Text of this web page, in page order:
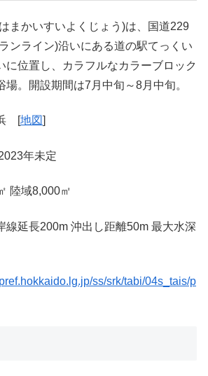
まかいすいよくじょう)は、国道229
ンライン)沿いにある道の駅てっくい
に位置し、カラフルなカラーブロック
場。開設期間は7月中旬～8月中旬。
[地図]
年未定
陸域8,000㎡
延長200m 沖出し距離50m 最大水深
ss/srk/tabi/04s_tais/p